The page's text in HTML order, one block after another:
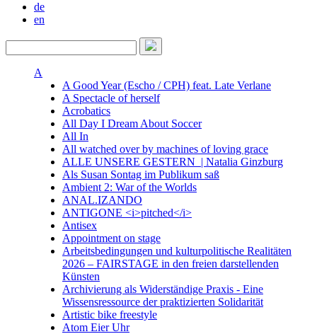
de
en
A
A Good Year (Escho / CPH) feat. Late Verlane
A Spectacle of herself
Acrobatics
All Day I Dream About Soccer
All In
All watched over by machines of loving grace
ALLE UNSERE GESTERN | Natalia Ginzburg
Als Susan Sontag im Publikum saß
Ambient 2: War of the Worlds
ANAL.IZANDO
ANTIGONE <i>pitched</i>
Antisex
Appointment on stage
Arbeitsbedingungen und kulturpolitische Realitäten
2026 – FAIRSTAGE in den freien darstellenden
Künsten
Archivierung als Widerständige Praxis - Eine
Wissensressource der praktizierten Solidarität
Artistic bike freestyle
Atom Eier Uhr